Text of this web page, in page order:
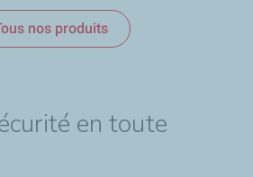
nos produits
en toute